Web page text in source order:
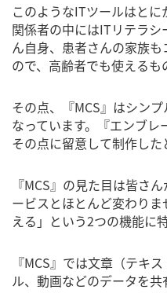
このようなITツールはと
関係者の中にはITリテラ
ん自身、患者さんの家族
ので、高齢者でも使えるも
その点、『MCS』はシン
なっています。『エンブ
その点に留意して制作した
『MCS』の見た目は皆さ
ービスとほとんど変わり
える」という2つの機能に
『MCS』では文章（テキ
ル、動画などのデータを共